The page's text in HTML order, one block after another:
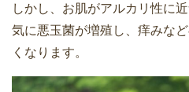
しかし、お肌がアルカリ性に
気に悪玉菌が増殖し、痒みな
くなります。